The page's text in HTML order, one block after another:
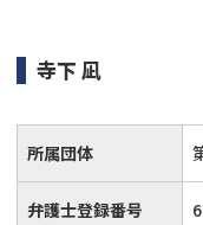
寺下 凪
所属団体
弁護士登録番号